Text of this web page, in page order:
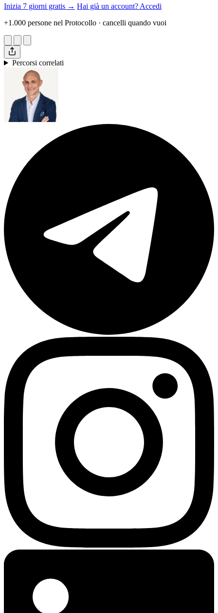
Inizia 7 giorni gratis → Hai già un account? Accedi
+1.000 persone nel Protocollo · cancelli quando vuoi
Percorsi correlati